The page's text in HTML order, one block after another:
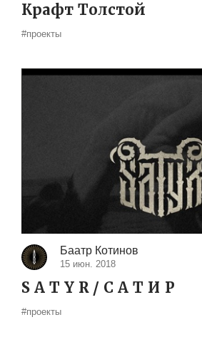
Крафт Толстой
#проекты
Баатр Котинов
15 июн. 2018
S A T Y R / С А Т И Р
#проекты